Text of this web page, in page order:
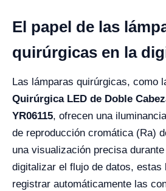
El papel de las
quirúrgicas en la
Las lámparas quirúrgicas, como
Quirúrgica LED de Doble
YR06115, ofrecen una
de reproducción cromática (Ra)
una visualización precisa
digitalizar el flujo de datos, estas
registrar automáticamente las